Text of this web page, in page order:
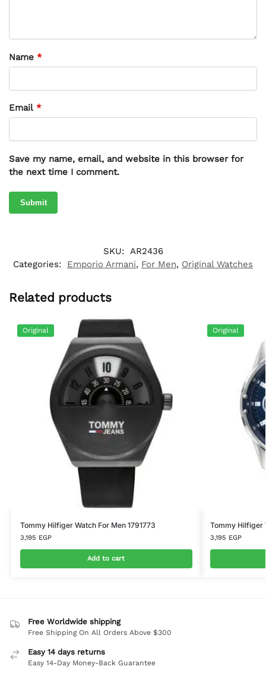
Name *
Email *
Save my name, email, and website in this browser for
the next time I comment.
SKU: AR2436
Categories:
Emporio Armani, For Men, Original Watches
Related products
Original
Tommy Hilfiger Watch For Men 1791773
3,195 EGP
Add to cart
Original
Tommy Hilfiger
3,195 EGP
Free Worldwide shipping
Free Shipping On All Orders Above $300
Easy 14 days returns
Easy 14-Day Money-Back Guarantee